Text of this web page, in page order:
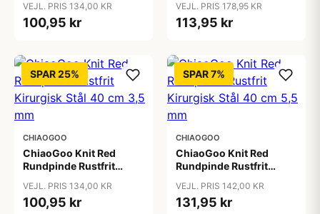
mm
VEJL. PRIS 134,00 KR
100,95 kr
mm
VEJL. PRIS 178,95 KR
113,95 kr
SPAR 25%
CHIAOGOO
ChiaoGoo Knit Red
Rundpinde Rustfrit
mm
VEJL. PRIS 134,00 KR
100,95 kr
SPAR 7%
CHIAOGOO
ChiaoGoo Knit Red
Rundpinde Rustfrit
mm
VEJL. PRIS 142,00 KR
131,95 kr